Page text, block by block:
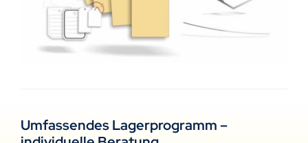
Umfassendes Lagerprogramm –